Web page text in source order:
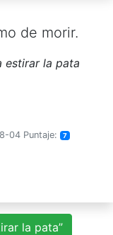
de morir.
estirar la pata
04 Puntaje: 7
la pata”